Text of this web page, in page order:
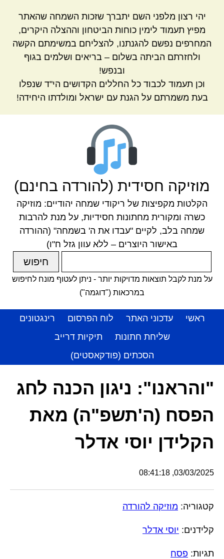
יהי רצון מלפני השם יתברך שזכות השמחה שהאתר
מפיץ תעמוד לימין כוחות הביטחון וההצלה היקרים,
המחרפים נפשם להגנתנו, להצליחם במשימתם הקשה
ולחזרתם הביתה בשלום – בריאים ושלמים בגוף
ובנפש!
וכן תעמוד לכבוד כל החללים הקדושים הי"ד שנפלו
בעת משמרתם על הגנת עם ישראל ומולדתו היחידה!
מוזיקה חסידית (להורדה בחינם)
הקלטות מקפיצות של ריקודי שמחה יהודיים: מוזיקה
כשרה ומקורית מחתונות חסידיות, על מנת להרבות
שמחה בלב, לקיים "עבדו את ה' בשמחה" (ההורדה
באישור היוצרים – ללא עוון גזל ח"ו)
על מנת לקבל תוצאות מדויקות יותר - ניתן לעטוף מונח לחיפוש
במרכאות ("דוגמה")
ראשי עדכוני האתר לוח הפרסום
רינגטונים
שליחת חתונות
תיקיות דרייב
הסכתים (פודקאסטים)
"והראנו": ניגון הכנה לחג
הפסח (ה'תשפ"ה) מאת
הקלידן יוסי אדלר
03/03/2025, 08:41:18
קטגוריה: מוזיקה להורדה
קלידנים: יוסי אדלר
תגיות: פסח